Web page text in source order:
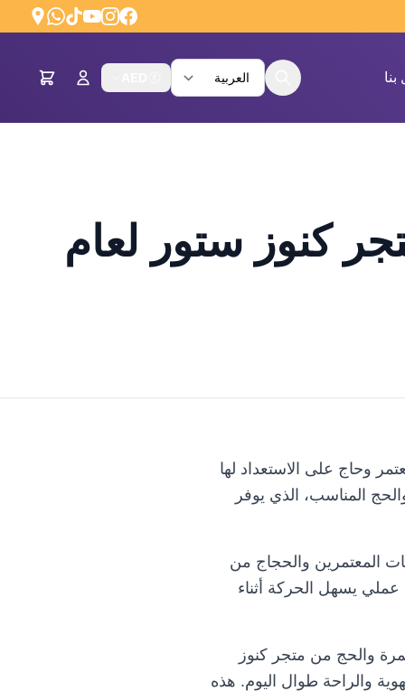
كنوز ستور لعام
وحاج على الاستعداد لها
المناسب، الذي يوفر
المعتمرين والحجاج من
عملي يسهل الحركة أثناء
والحج من متجر كنوز
والراحة طوال اليوم. هذه